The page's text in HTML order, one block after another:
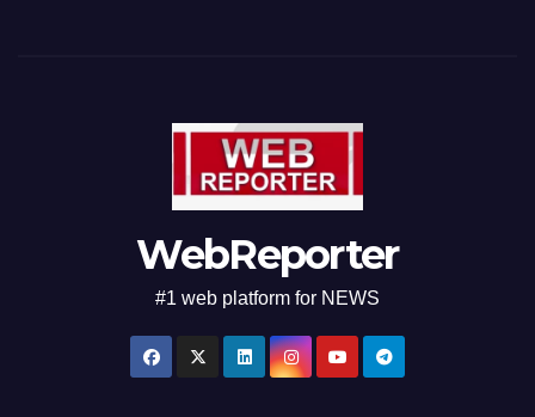
WebReporter
#1 web platform for NEWS